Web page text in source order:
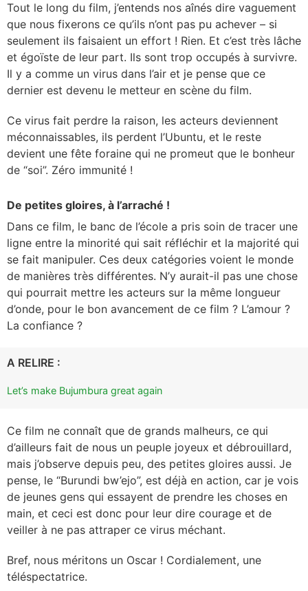
Tout le long du film, j’entends nos aînés dire vaguement
que nous fixerons ce qu’ils n’ont pas pu achever – si
seulement ils faisaient un effort ! Rien. Et c’est très lâche
et égoïste de leur part. Ils sont trop occupés à survivre.
Il y a comme un virus dans l’air et je pense que ce
dernier est devenu le metteur en scène du film.
Ce virus fait perdre la raison, les acteurs deviennent
méconnaissables, ils perdent l’Ubuntu, et le reste
devient une fête foraine qui ne promeut que le bonheur
de “soi”. Zéro immunité !
De petites gloires, à l’arraché !
Dans ce film, le banc de l’école a pris soin de tracer une
ligne entre la minorité qui sait réfléchir et la majorité qui
se fait manipuler. Ces deux catégories voient le monde
de manières très différentes. N’y aurait-il pas une chose
qui pourrait mettre les acteurs sur la même longueur
d’onde, pour le bon avancement de ce film ? L’amour ?
La confiance ?
A RELIRE :
Let’s make Bujumbura great again
Ce film ne connaît que de grands malheurs, ce qui
d’ailleurs fait de nous un peuple joyeux et débrouillard,
mais j’observe depuis peu, des petites gloires aussi. Je
pense, le “Burundi bw’ejo”, est déjà en action, car je vois
de jeunes gens qui essayent de prendre les choses en
main, et ceci est donc pour leur dire courage et de
veiller à ne pas attraper ce virus méchant.
Bref, nous méritons un Oscar ! Cordialement, une
téléspectatrice.